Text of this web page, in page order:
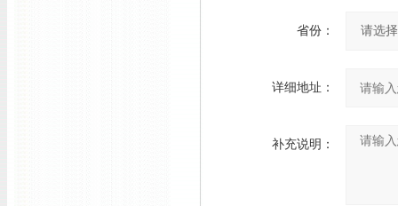
省份：
详细地址：
补充说明：